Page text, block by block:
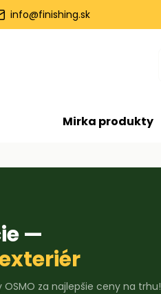
info@finishing.sk
Mirka produkty
—
za najlepšie ceny na trhu!